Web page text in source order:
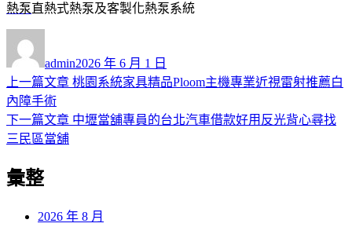
熱泵直熱式熱泵及客製化熱泵系統
者
admin佈
日
2026 年 6 月 1 日
文
章
導
覽
上一篇文章 上
篇
桃園系統家具精品Ploom主機專業近視雷射推薦白
內障手術
下一篇文章 下
中壢當舖專員的台北汽車借款好用反光背心尋找
三民區當舖
彙整
2026 年 8 月